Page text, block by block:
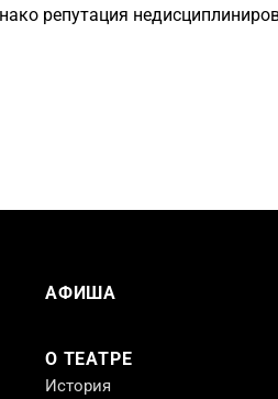
репутация
АФИША
О ТЕАТРЕ
История